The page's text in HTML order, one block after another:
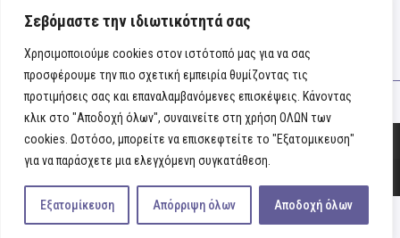
Σεβόμαστε την ιδιωτικότητά σας
Χρησιμοποιούμε cookies στον ιστότοπό μας για να σας
προσφέρουμε την πιο σχετική εμπειρία θυμίζοντας τις
προτιμήσεις σας και επαναλαμβανόμενες επισκέψεις. Κάνοντας
κλικ στο "Αποδοχή όλων", συναινείτε στη χρήση ΟΛΩΝ των
cookies. Ωστόσο, μπορείτε να επισκεφτείτε το "Εξατομικευση"
για να παράσχετε μια ελεγχόμενη συγκατάθεση.
Εξατομίκευση Απόρριψη όλων Αποδοχή όλων
SHARE
Copyrightfabiamano2026 - All Rights Reserved |
|Πολιτική απορρήτου